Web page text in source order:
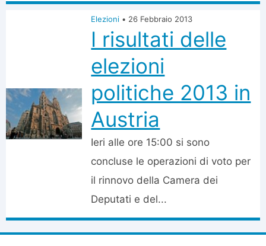
Elezioni • 26 Febbraio 2013
I risultati delle
elezioni
politiche 2013 in
Austria
Ieri alle ore 15:00 si sono
concluse le operazioni di voto per
il rinnovo della Camera dei
Deputati e del...